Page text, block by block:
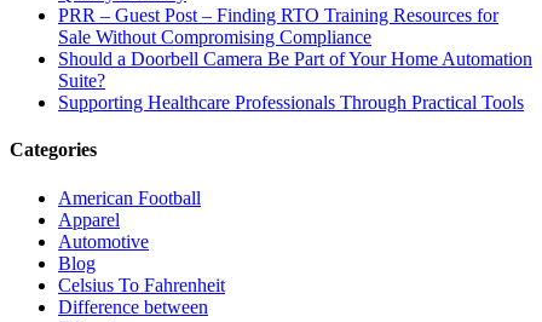
PRR – Guest Post – Finding RTO Training Resources for
Sale Without Compromising Compliance
Should a Doorbell Camera Be Part of Your Home Automation
Suite?
Supporting Healthcare Professionals Through Practical Tools
Categories
American Football
Apparel
Automotive
Blog
Celsius To Fahrenheit
Difference between